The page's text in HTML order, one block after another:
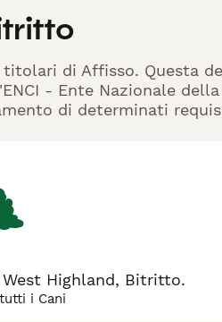
di Affisso. Questa
- Ente Nazionale
di determinati
Highland, Bitritto.
i Cani